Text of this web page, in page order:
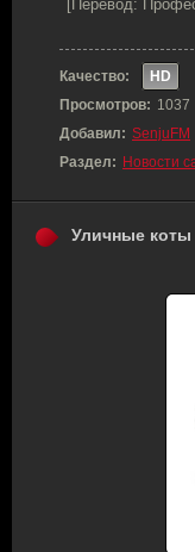
[Перевод:
Качество:
HD
Просмотров: 1037
Добавил: SenjuFM
Раздел: Новости
Уличные коты